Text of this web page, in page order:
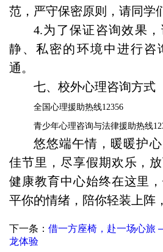
范，严守保密原则，请同学
4.为了保证咨询效果
静、私密的环境中进行咨
通。
七、校外心理咨询方式
全国心理援助热线12356
青少年心理咨询与法律援助热线
悠悠端午情，暖暖护
佳节里，尽享假期欢乐，
健康教育中心始终在这里
平你的情绪，陪你轻装上阵
下一条： 借一方座椅，赴一场心
龙体验